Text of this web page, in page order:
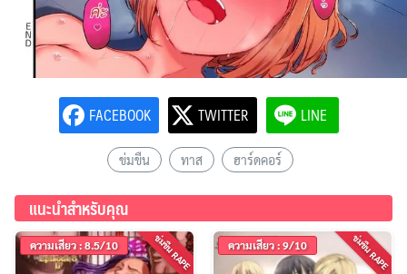
FACEBOOK TWITTER LINE
ข่มขืน ทาส ฮาร์ดคอร์
แนะนำสำหรับคุณ
ข่มขืน RAPE
ความเสียว : 8.5/10 ข่มขืน RAPE
ความเสียว : 9/10